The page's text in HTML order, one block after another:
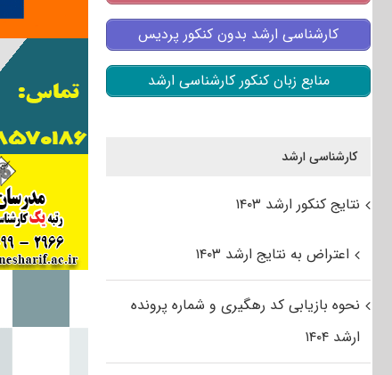
کارشناسی ارشد بدون کنکور پردیس
منابع زبان کنکور کارشناسی ارشد
کارشناسی ارشد
نتایج کنکور ارشد ۱۴۰۳
اعتراض به نتایج ارشد ۱۴۰۳
نحوه بازیابی کد رهگیری و شماره پرونده
ارشد ۱۴۰۴